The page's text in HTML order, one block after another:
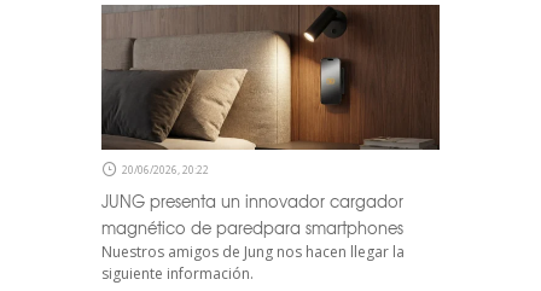
20/06/2026, 20:22
JUNG presenta un innovador cargador
magnético de paredpara smartphones
Nuestros amigos de Jung nos hacen llegar la
siguiente información.